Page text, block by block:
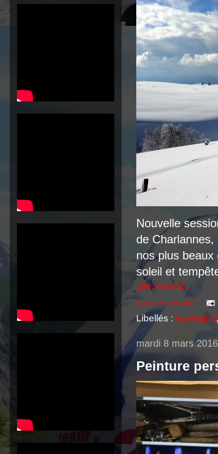
Nouvelle
de
nos plus
soleil et
Lire la suite...
Aucun commentaire:
Libellés : Auvergne
mardi 8 mars 2016
Peinture